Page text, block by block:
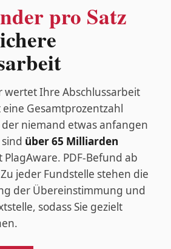
pro Satz
wertet Ihre Abschlussarbeit
eine Gesamtprozentzahl
niemand etwas anfangen
über 65 Milliarden
PlagAware. PDF-Befund ab
jeder Fundstelle stehen die
der Übereinstimmung und
sodass Sie gezielt